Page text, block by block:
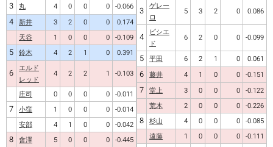
3 丸 4 0 0 0 -0.066
4 新井 3 2 0 0
0.174
天谷
1 0 0 0 -0.109
5 鈴木 4 2 1 0 0.391
6 エルド
レッド
4 2 2 1
-0.103
庄司
0 0 0 0 -0.011
7 小窪 1 0 0 0 -0.014
安部
4 1 0 0 -0.042
8 會澤 5 0 0 0 -0.445
3 ゲレー
ロ
5 3 2 0 0.086
4
ビシエ
ド
6 2 0 0 -0.099
5 平田 6 2 1 0 0.061
6 藤井 4 1 0 0 -0.151
7 堂上 3 0 0 0 -0.122
荒木
2 0 0 0 -0.226
8 杉山 4 0 0 0 -0.085
遠藤
1 0 0 0 -0.111